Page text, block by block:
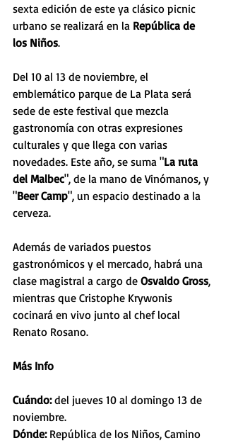
sexta edición de este ya clásico picnic
urbano se realizará en la República de
los Niños.
Del 10 al 13 de noviembre, el
emblemático parque de La Plata será
sede de este festival que mezcla
gastronomía con otras expresiones
culturales y que llega con varias
novedades. Este año, se suma "La ruta
del Malbec", de la mano de Vinómanos, y
"Beer Camp", un espacio destinado a la
cerveza.
Además de variados puestos
gastronómicos y el mercado, habrá una
clase magistral a cargo de Osvaldo Gross,
mientras que Cristophe Krywonis
cocinará en vivo junto al chef local
Renato Rosano.
Más Info
Cuándo: del jueves 10 al domingo 13 de
noviembre.
Dónde: República de los Niños, Camino